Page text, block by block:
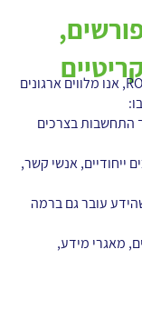
, שפיתחנו ב-ROM, אנו מלווים ארגונים
התחשבות בצרכים
ייחודיים, אנשי קשר,
עובר גם ברמה
מאגרי מידע,